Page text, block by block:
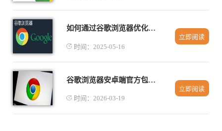
如何通过谷歌浏览器优化网页代码的执行效率
时间：2025-05-16
立即阅读
谷歌浏览器安卓端官方包下载安装操作技巧
时间：2026-03-19
立即阅读